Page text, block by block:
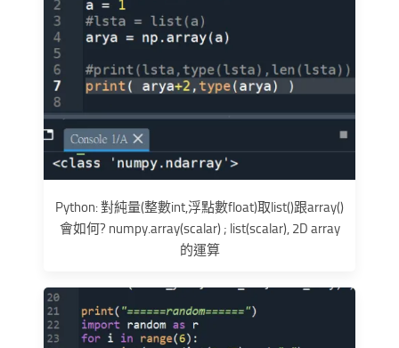
Python: 對純量(整數int,浮點數float)取list()跟array()
會如何? numpy.array(scalar) ; list(scalar), 2D array
的運算